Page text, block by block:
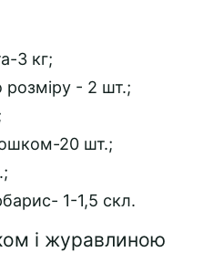
3 кг;
розміру - 2 шт.;
20 шт.;
1-1,5 скл.